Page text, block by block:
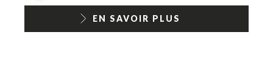
EN SAVOIR PLUS